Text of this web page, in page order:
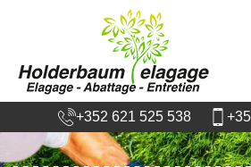
+352 621 525 538